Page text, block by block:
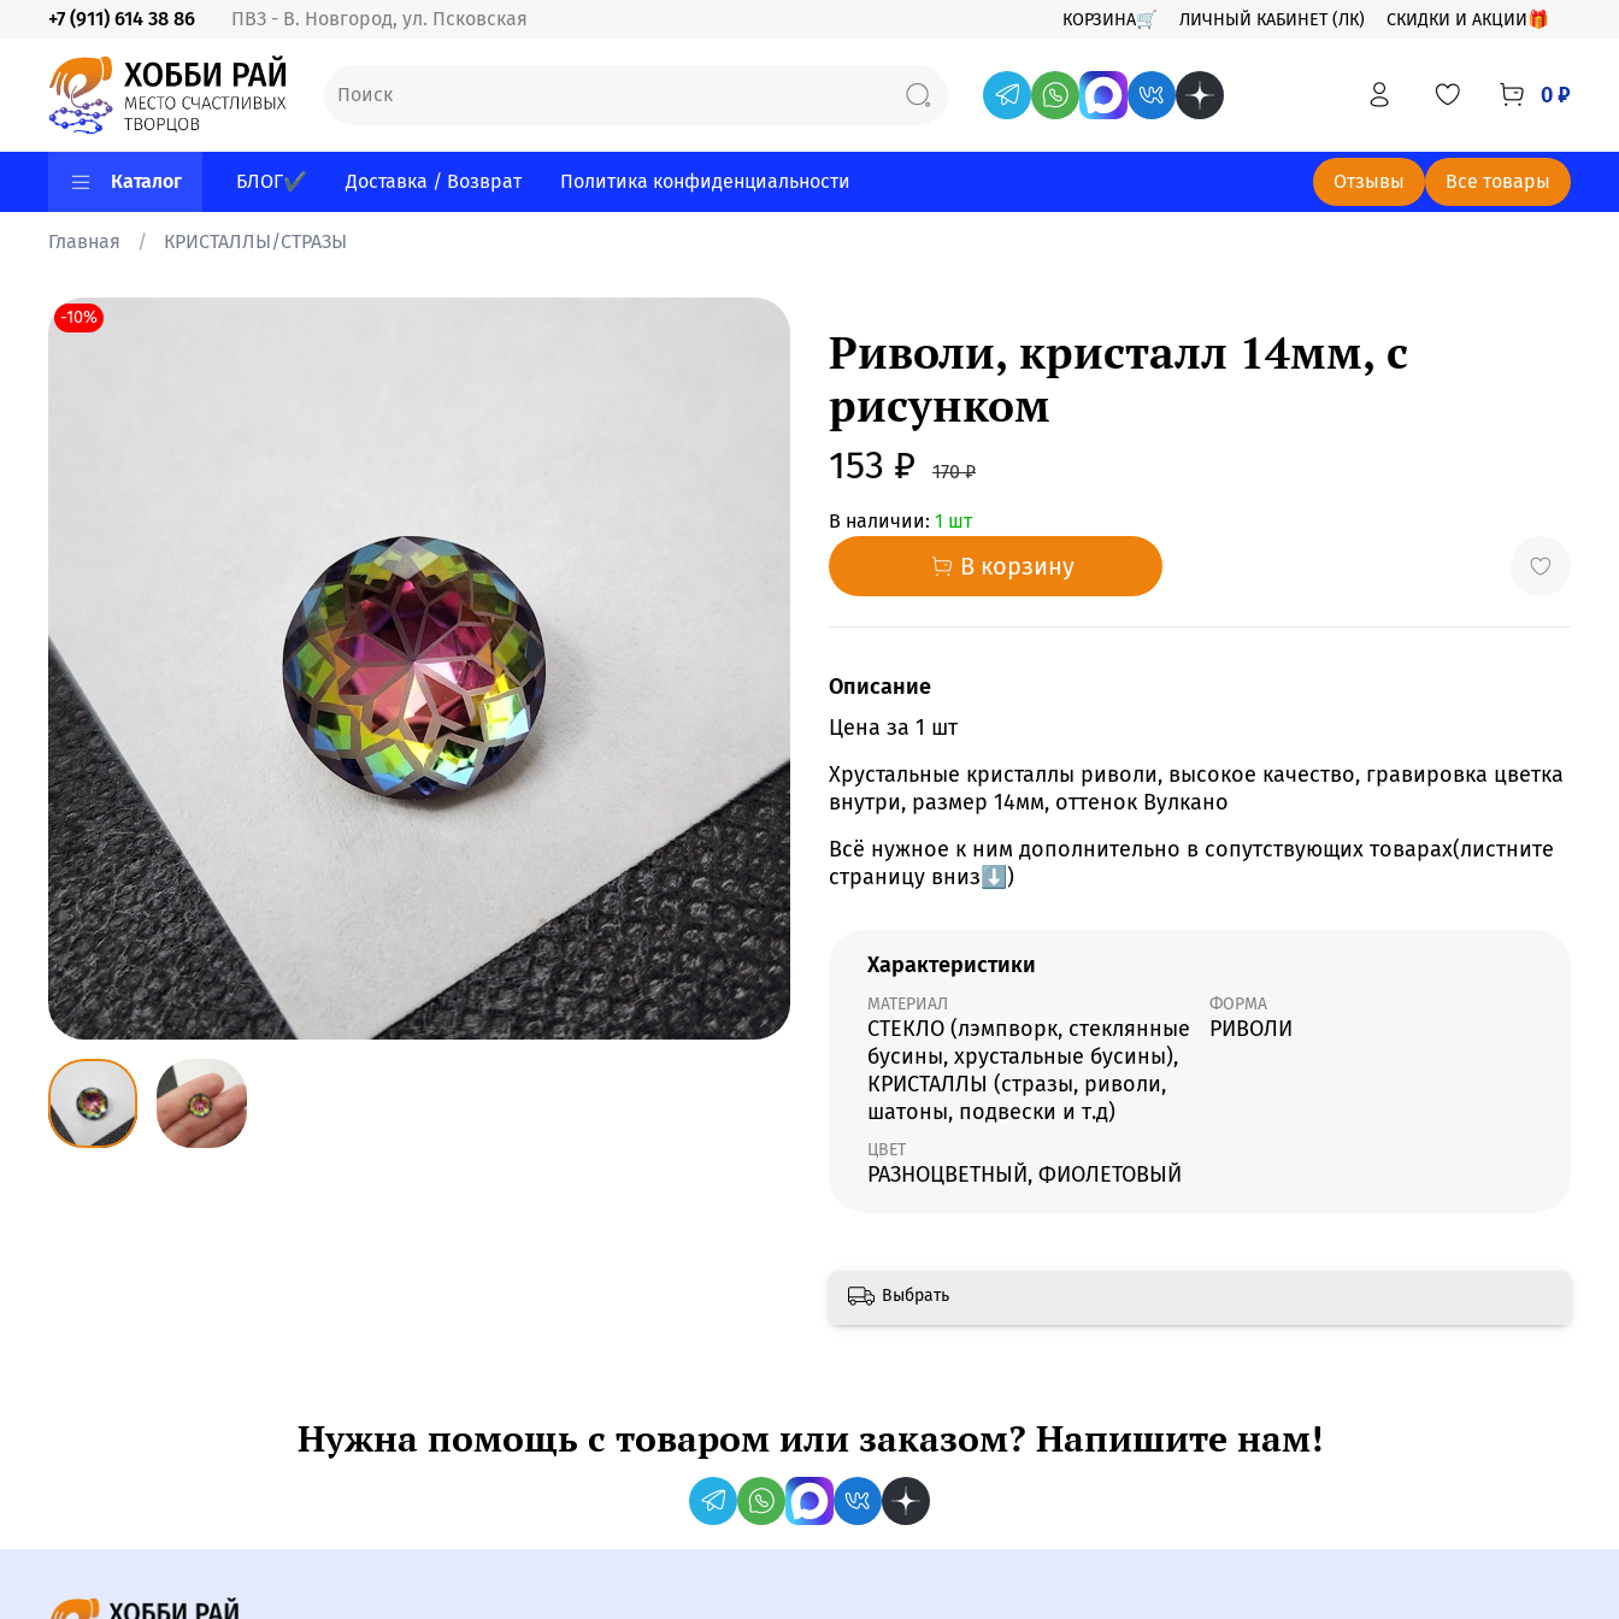
КОРЗИНА🛒 ЛИЧНЫЙ КАБИНЕТ (ЛК) СКИДКИ И АКЦИИ🎁
ПВЗ - В. Новгород, ул. Псковская
+7 (911) 614 38 86
0 ₽
Каталог БЛОГ✔ Доставка / Возврат Политика конфиденциальности Отзывы Все товары
Главная КРИСТАЛЛЫ/СТРАЗЫ
-10%
Риволи, кристалл 14мм, с
рисунком
153 ₽ 170 ₽
В наличии: 1 шт
В корзину
Описание
Цена за 1 шт
Хрустальные кристаллы риволи, высокое качество, гравировка цветка
внутри, размер 14мм, оттенок Вулкано
Всё нужное к ним дополнительно в сопутствующих товарах(листните
страницу вниз⬇️)
Характеристики
МАТЕРИАЛ
СТЕКЛО (лэмпворк, стеклянные
бусины, хрустальные бусины),
КРИСТАЛЛЫ (стразы, риволи,
шатоны, подвески и т.д)
ФОРМА
РИВОЛИ
ЦВЕТ
РАЗНОЦВЕТНЫЙ, ФИОЛЕТОВЫЙ
Выбрать
Нужна помощь с товаром или заказом? Напишите нам!